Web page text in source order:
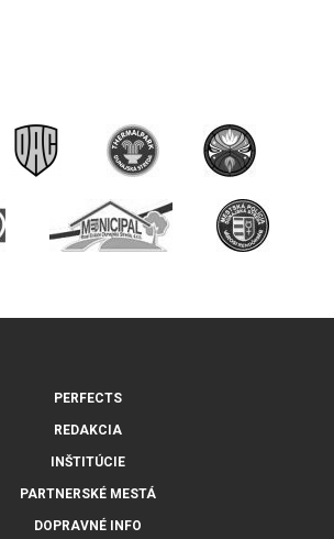
PERFECTS
REDAKCIA
INŠTITÚCIE
PARTNERSKÉ MESTÁ
DOPRAVNÉ INFO